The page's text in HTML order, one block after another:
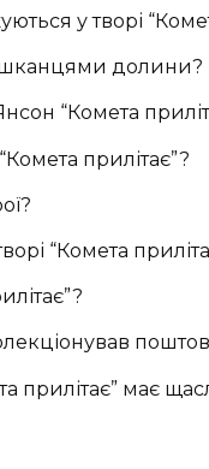
у творі
долини?
“Комета
прилітає”?
“Комета
прилітає” має